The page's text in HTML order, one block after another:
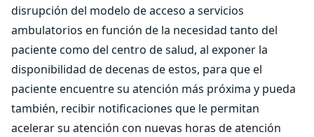
disrupción del modelo de acceso a servicios
ambulatorios en función de la necesidad tanto del
paciente como del centro de salud, al exponer la
disponibilidad de decenas de estos, para que el
paciente encuentre su atención más próxima y pueda
también, recibir notificaciones que le permitan
acelerar su atención con nuevas horas de atención